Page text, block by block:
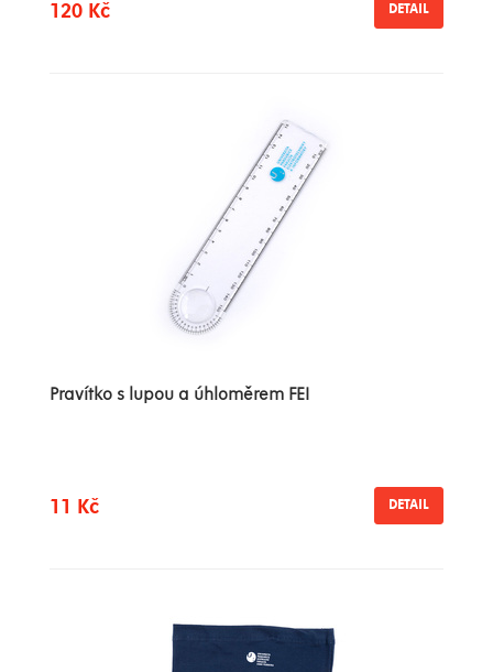
120 Kč DETAIL
Pravítko s lupou a úhloměrem FEI
11 Kč DETAIL